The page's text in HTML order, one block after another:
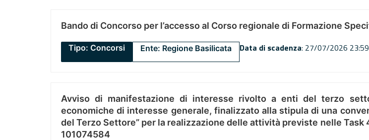
Bando di Concorso per l’accesso al Corso regionale di Formazione
Tipo: Concorsi Ente: Regione Basilicata Data di scadenza: 27/07/2026 23:59
Avviso di manifestazione di interesse rivolto a enti del terzo
economiche di interesse generale, finalizzato alla stipula di una
del Terzo Settore” per la realizzazione delle attività previste nelle Task
101074584